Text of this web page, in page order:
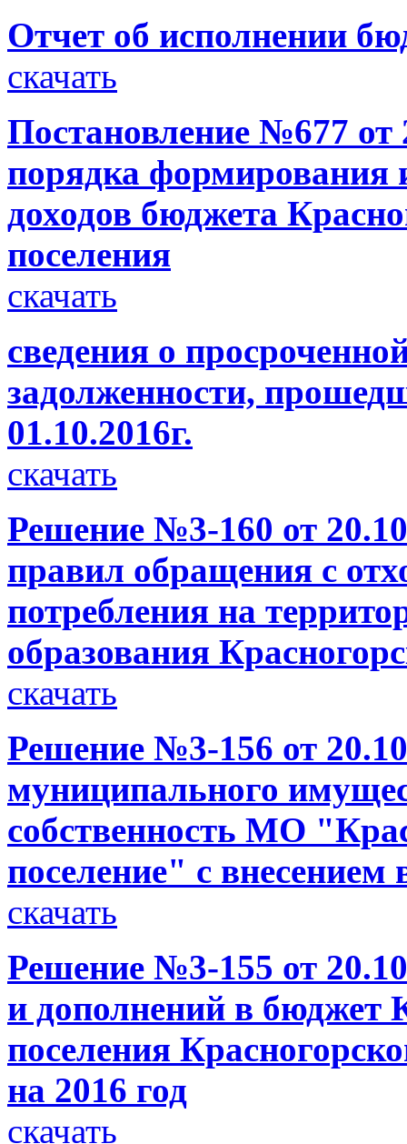
Отчет об исполнении
скачать
Постановление №677 от
порядка формирования
доходов бюджета
поселения
скачать
сведения о
задолженности,
01.10.2016г.
скачать
Решение №3-160 от
правил обращения с
потребления на
образования
скачать
Решение №3-156 от
муниципального
собственность МО
поселение" с
скачать
Решение №3-155 от
и дополнений в бюджет
поселения
на 2016 год
скачать